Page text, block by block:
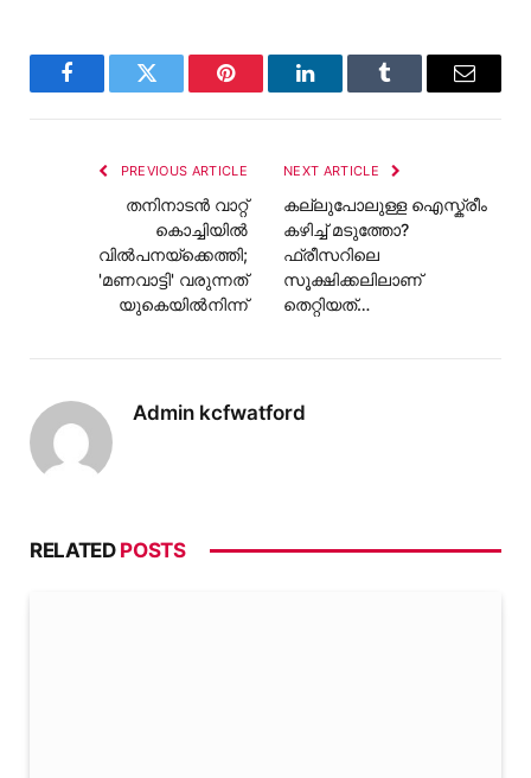
FacebookTwitter Pinterest LinkedInTumblr Email
PREVIOUS ARTICLE
തനിനാടന്‍ വാറ്റ്
കൊച്ചിയില്‍
വില്‍പനയ്‌ക്കെത്തി;
'മണവാട്ടി' വരുന്നത്
യുകെയില്‍നിന്ന്
NEXT ARTICLE
കല്ലുപോലുള്ള ഐസ്ക്രീം
കഴിച്ച് മടുത്തോ?
ഫ്രീസറിലെ
സൂക്ഷിക്കലിലാണ്
തെറ്റിയത്…
Admin kcfwatford
RELATED POSTS